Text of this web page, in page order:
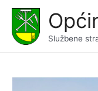
content
Službene